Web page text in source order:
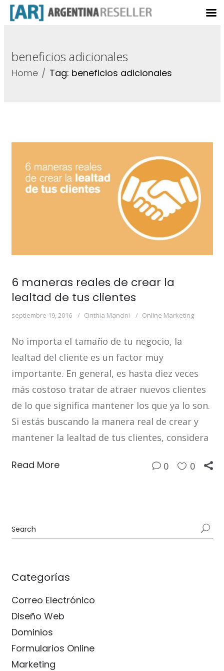
beneficios adicionales
Home Tag: beneficios adicionales
6 maneras reales de crear la
lealtad de tus clientes
septiembre 19, 2016 Cinthia Mancini Online Marketing
No importa el tamaño de tu negocio, la
lealtad del cliente es un factor muy
importante. En general, es hasta diez veces
más costoso tratar de atraer nuevos clientes
de lo que significa mantener los que ya lo son.
Si estás buscando la manera real de crear y
mantener la lealtad de tus clientes, considera
Read More 0 0
Categorías
Correo Electrónico
Diseño Web
Dominios
Formularios Online
Marketing